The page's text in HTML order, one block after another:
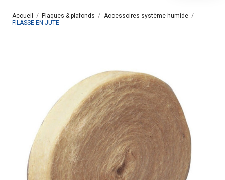
Accueil Plaques & plafonds
Accessoires système humide
FILASSE EN JUTE